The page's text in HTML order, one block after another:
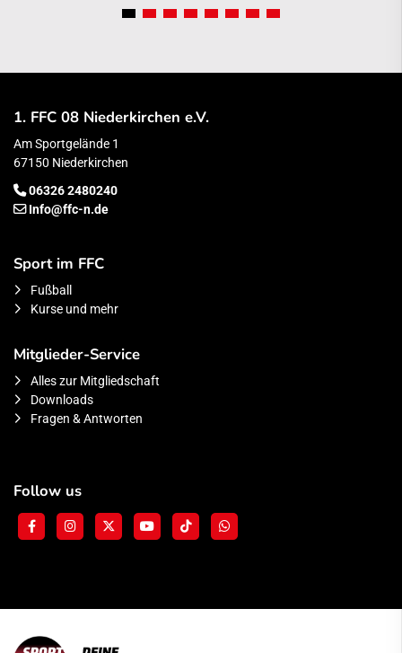
1. FFC 08 Niederkirchen e.V.
Am Sportgelände 1
67150 Niederkirchen
06326 2480240
Info@ffc-n.de
Sport im FFC
Fußball
Kurse und mehr
Mitglieder-Service
Alles zur Mitgliedschaft
Downloads
Fragen & Antworten
Follow us